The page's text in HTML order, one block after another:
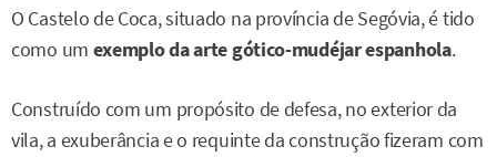
O Castelo de Coca, situado na província de Segóvia, é tido
como um exemplo da arte gótico-mudéjar espanhola.
Construído com um propósito de defesa, no exterior da
vila, a exuberância e o requinte da construção fizeram com